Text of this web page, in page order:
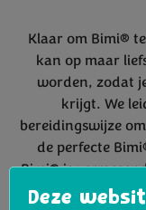
Klaar om Bimi®
kan op maar
worden, zodat
krijgt. We
bereidingswijze
de perfecte
Bimi® is
Deze